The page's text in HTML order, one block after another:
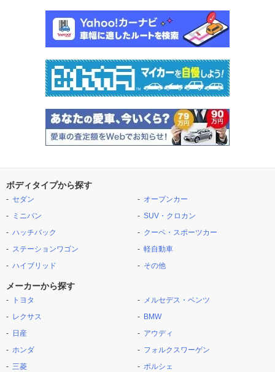
ボディタイプから探す
セダン
ミニバン
ハッチバック
ステーションワゴン
ハイブリッド
オープンカー
SUV・クロカン
クーペ・スポーツカー
軽自動車
その他
メーカーから探す
トヨタ
レクサス
日産
ホンダ
三菱
メルセデス・ベンツ
BMW
アウディ
フォルクスワーゲン
ポルシェ